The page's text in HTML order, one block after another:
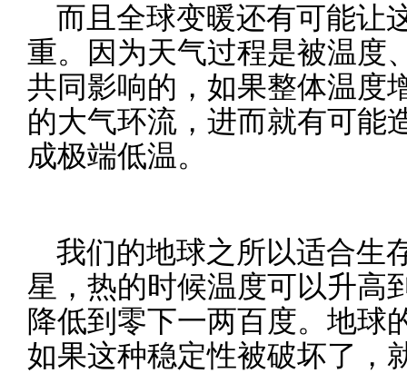
而且全球变暖还有可能让
重。因为天气过程是被温度
共同影响的，如果整体温度
的大气环流，进而就有可能
成极端低温。
我们的地球之所以适合生
星，热的时候温度可以升高
降低到零下一两百度。地球
如果这种稳定性被破坏了，